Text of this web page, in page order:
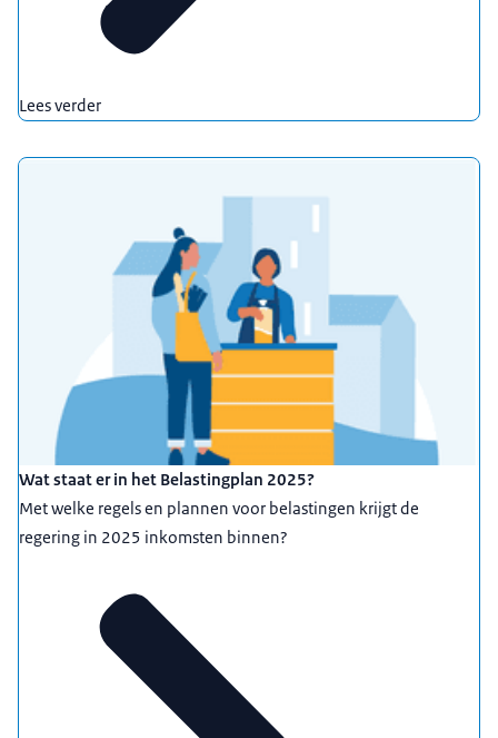
Lees verder
Wat staat er in het Belastingplan 2025?
Met welke regels en plannen voor belastingen krijgt de
regering in 2025 inkomsten binnen?